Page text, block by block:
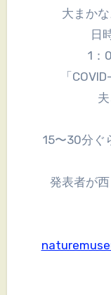
大まか
日
1：
「
15〜30分ぐ
発表者が